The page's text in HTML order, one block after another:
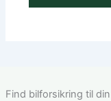
Find bilforsikring til